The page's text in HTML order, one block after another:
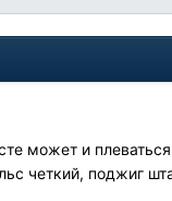
и плеваться
четкий, поджиг